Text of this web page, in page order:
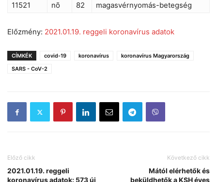
11521
nõ 82 magasvérnyomás-betegség
Előzmény: 2021.01.19. reggeli koronavírus adatok
CÍMKÉK covid-19 koronavírus
koronavírus Magyarország
SARS - CoV-2
Előző cikk
2021.01.19. reggeli
koronavírus adatok: 573 új
Következő cikk
Mától elérhetők és
beküldhetők a KSH éves